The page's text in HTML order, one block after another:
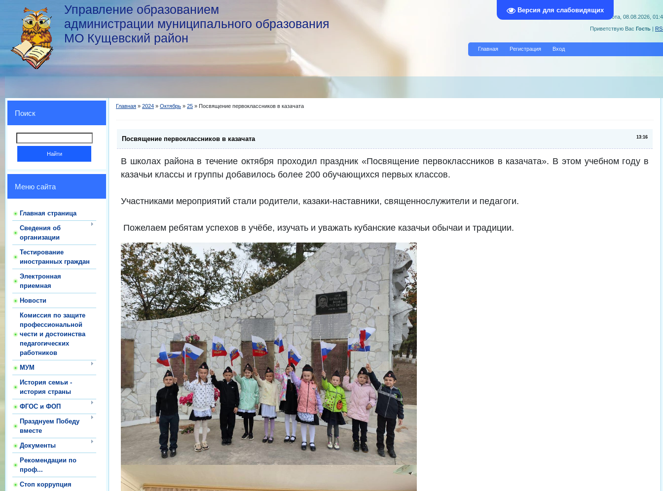
Версия для слабовидящих
Суббота, 08.08.2026,
Приветствую Вас Гость |
Управление образованием
администрации муниципального образования
МО Кущевский район
Главная Регистрация Вход
Поиск
Меню сайта
Главная страница
Сведения об
организации
Тестирование
иностранных граждан
Электронная
приемная
Новости
Комиссия по защите
профессиональной
чести и достоинства
педагогических
работников
МУМ
История семьи -
история страны
ФГОС и ФОП
Празднуем Победу
вместе
Документы
Рекомендации по
проф...
Стоп коррупция
Главная » 2024 » Октябрь » 25 » Посвящение первоклассников в казачата
13:16
Посвящение первоклассников в казачата
В школах района в течение октября проходил праздник «Посвящение первоклассников в казачата». В этом учебном году в
казачьи классы и группы добавилось более 200 обучающихся первых классов.
Участниками мероприятий стали родители, казаки-наставники, священнослужители и педагоги.
Пожелаем ребятам успехов в учёбе, изучать и уважать кубанские казачьи обычаи и традиции.